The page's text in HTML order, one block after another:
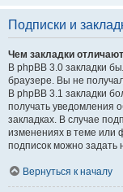
Подписки и
Чем закладки
В phpBB 3.0 закладки
браузере. Вы не
В phpBB 3.1 закладки
получать уведомления
закладках. В случае
изменениях в теме или
подписок можно задать
Вернуться к началу